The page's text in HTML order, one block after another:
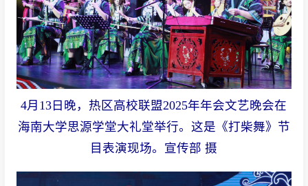
4月13日晚，热区高校联盟2025年年会文艺晚会在
海南大学思源学堂大礼堂举行。这是《打柴舞》节
目表演现场。宣传部 摄